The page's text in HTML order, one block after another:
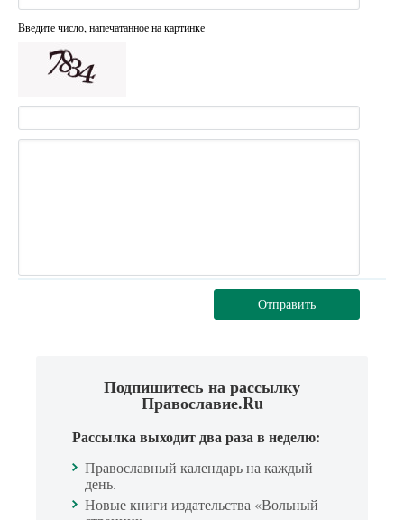
Введите число, напечатанное на картинке
Отправить
Подпишитесь на рассылку
Православие.Ru
Рассылка выходит два раза в неделю:
Православный календарь на каждый
день.
Новые книги издательства «Вольный